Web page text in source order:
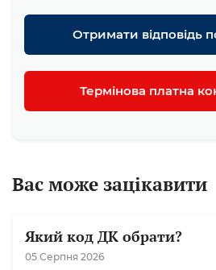
Отримати відповідь
Термінова платна
Вас може зацікавити
Який код ДК обрати?
05 Серпня 2026